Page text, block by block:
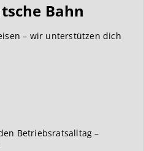
Bahn
– wir unterstützen dich
Betriebsratsalltag –